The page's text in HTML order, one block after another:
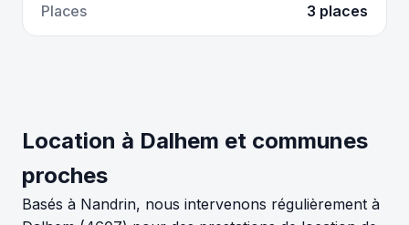
Places 3 places
Location à Dalhem et communes
proches
Basés à Nandrin, nous intervenons régulièrement à